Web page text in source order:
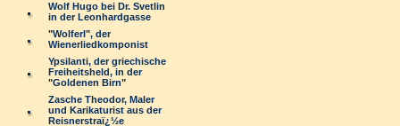
Wolf Hugo bei Dr. Svetlin
in der Leonhardgasse
"Wolferl", der
Wienerliedkomponist
Ypsilanti, der griechische
Freiheitsheld, in der
"Goldenen Birn"
Zasche Theodor, Maler
und Karikaturist aus der
Reisnerstraï¿½e